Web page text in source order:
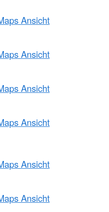
Ansicht
Ansicht
Ansicht
Ansicht
Ansicht
Ansicht